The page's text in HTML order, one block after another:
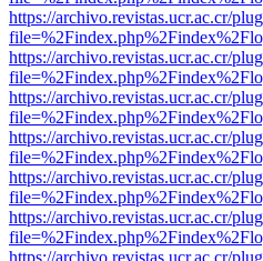
https://archivo.revistas.ucr.ac.cr/
https://archivo.revistas.ucr.ac.cr/
https://archivo.revistas.ucr.ac.cr/
https://archivo.revistas.ucr.ac.cr/
https://archivo.revistas.ucr.ac.cr/
https://archivo.revistas.ucr.ac.cr/
https://archivo.revistas.ucr.ac.cr/